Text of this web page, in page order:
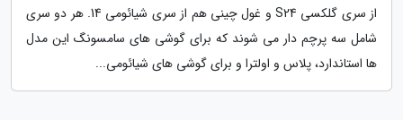
از سری گلکسی S24 و غول چینی هم از سری شیائومی 14. هر دو سری
شامل سه پرچم دار می شوند که برای گوشی های سامسونگ این مدل
ها استاندارد، پلاس و اولترا و برای گوشی های شیائومی...